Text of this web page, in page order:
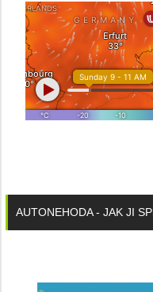
AUTONEHODA - JAK JI